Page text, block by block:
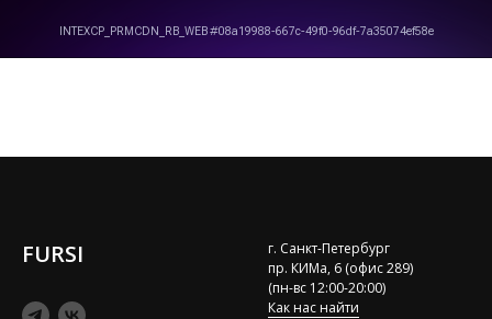
FURSI
г. Санкт-Петербург
пр. КИМа, 6 (офис 289)
(пн-вс 12:00-20:00)
Как нас найти